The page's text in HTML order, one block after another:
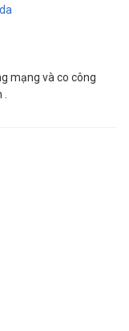
mạng và co công